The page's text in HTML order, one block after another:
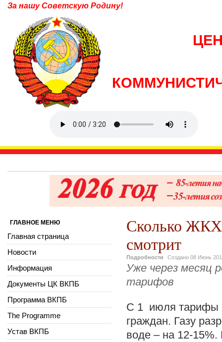
За нашу Советскую Родину!
Сколько ЖКХ
смотрит
Подробности Создано 08 Июнь
Уже через месяц
тарифов
С 1 июля тарифы
граждан. Газу
воде – на 12-15%.
ГЛАВНОЕ МЕНЮ
Главная страница
Новости
Информация
Документы ЦК ВКПБ
Программа ВКПБ
The Programme
Устав ВКПБ